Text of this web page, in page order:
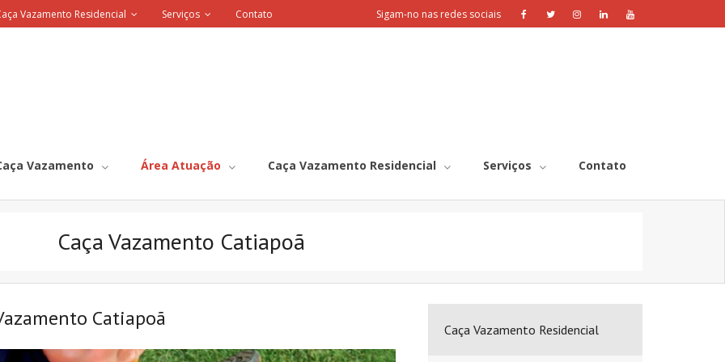
Vazamento Residencial Serviços Contato Sigam-no nas redes sociais
Vazamento Área Atuação Caça Vazamento Residencial Serviços Contato
Caça Vazamento Catiapoã
Catiapoã Caça Vazamento Residencial